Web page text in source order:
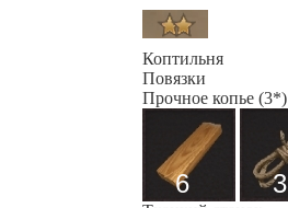
Коптильня
Повязки
Прочное копье (3*)
6 3